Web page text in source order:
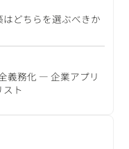
どちらを選ぶべきか
義務化 ― 企業アプリ
ト